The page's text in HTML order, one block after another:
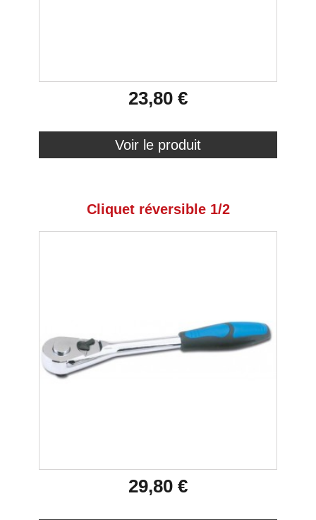
23,80 €
Voir le produit
Cliquet réversible 1/2
29,80 €